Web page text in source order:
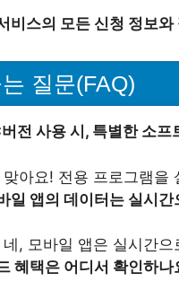
비스의 모든 신청 정보
질문(FAQ)
전 사용 시, 특별한 소
맞아요! 전용 프로그램을
일 앱의 데이터는 실시
, 모바일 앱은 실시간
혜택은 어디서 확인하나